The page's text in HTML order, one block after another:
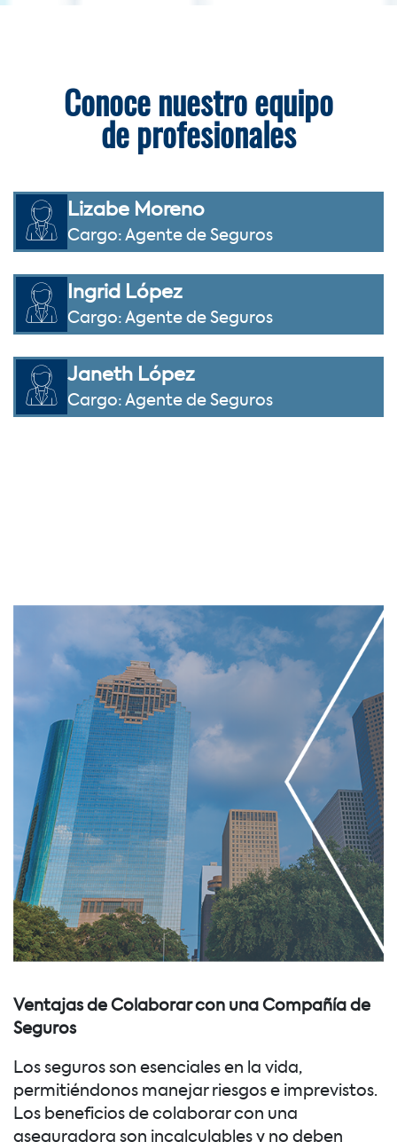
Conoce nuestro equipo
de profesionales
Lizabe Moreno
Cargo: Agente de Seguros
Ingrid López
Cargo: Agente de Seguros
Janeth López
Cargo: Agente de Seguros
Ventajas de Colaborar con una Compañía de
Seguros
Los seguros son esenciales en la vida,
permitiéndonos manejar riesgos e imprevistos.
Los beneficios de colaborar con una
aseguradora son incalculables y no deben